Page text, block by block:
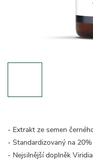
- Extrakt ze semen
- Standardizovaný na
- Nejsilnější doplněk